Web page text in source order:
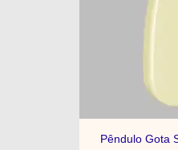
Pêndulo Gota